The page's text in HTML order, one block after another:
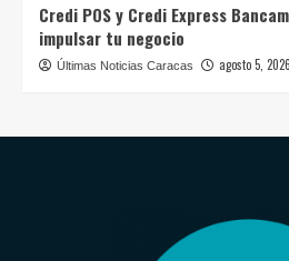
Credi POS y Credi Express
impulsar tu negocio
Últimas Noticias Caracas agosto 5, 2026